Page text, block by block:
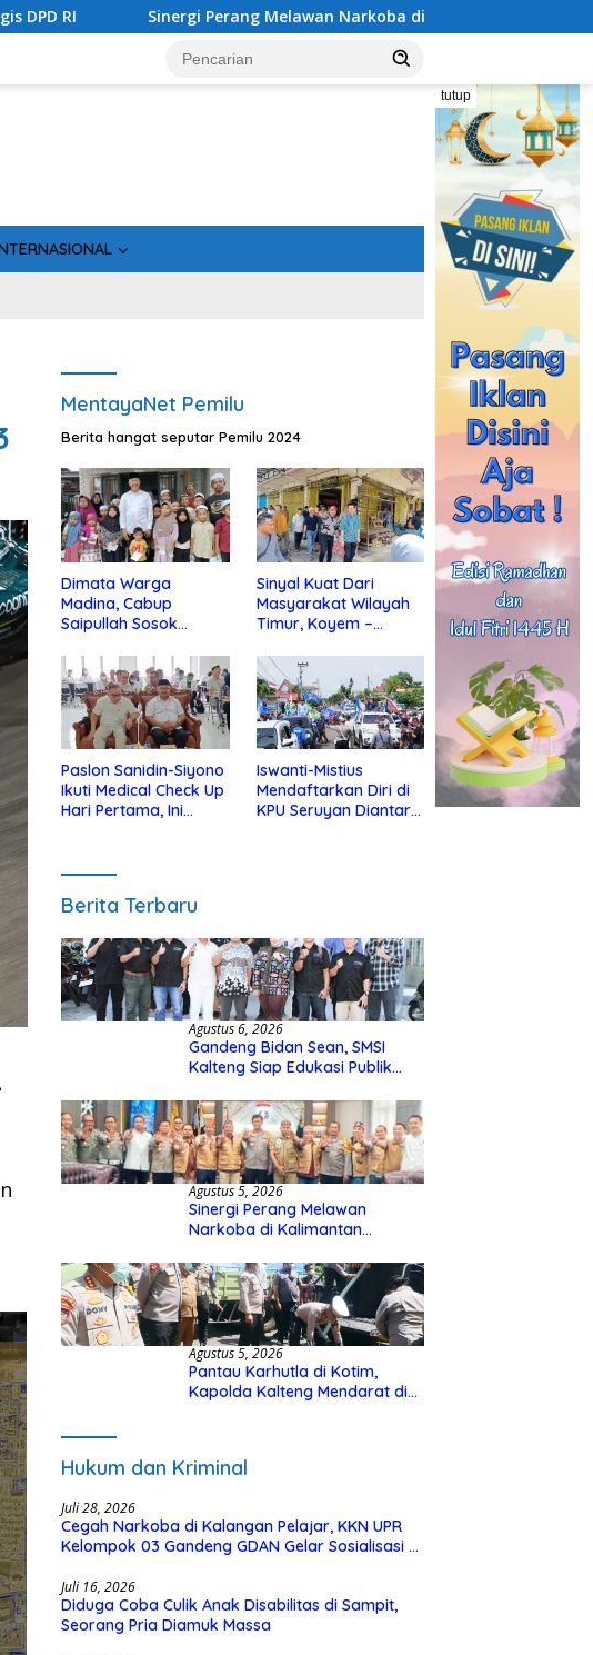
Melawan Narkoba di Kalimantan Tengah, GDAN dan Kapolda Kalteng
tutup
MentayaNet Pemilu
Berita hangat seputar Pemilu 2024
Dimata Warga
Madina, Cabup
Saipullah Sosok
Anak Yatim
Sinyal Kuat Dari
Masyarakat Wilayah
Timur, Koyem –
di Kotim
Paslon Sanidin-Siyono
Ikuti Medical Check Up
Hari Pertama, Ini
Iswanti-Mistius
Mendaftarkan Diri di
KPU Seruyan Diantar
Berita Terbaru
Agustus 6, 2026
Gandeng Bidan Sean, SMSI
Kalteng Siap Edukasi Publik
Agustus 5, 2026
Sinergi Perang Melawan
Narkoba di Kalimantan
Kalteng Siapkan Deklarasi
Akbar
Agustus 5, 2026
Pantau Karhutla di Kotim,
Kapolda Kalteng Mendarat di
Hukum dan Kriminal
Juli 28, 2026
Cegah Narkoba di Kalangan Pelajar, KKN UPR
Kelompok 03 Gandeng GDAN Gelar Sosialisasi di
Juli 16, 2026
Diduga Coba Culik Anak Disabilitas di Sampit,
Seorang Pria Diamuk Massa